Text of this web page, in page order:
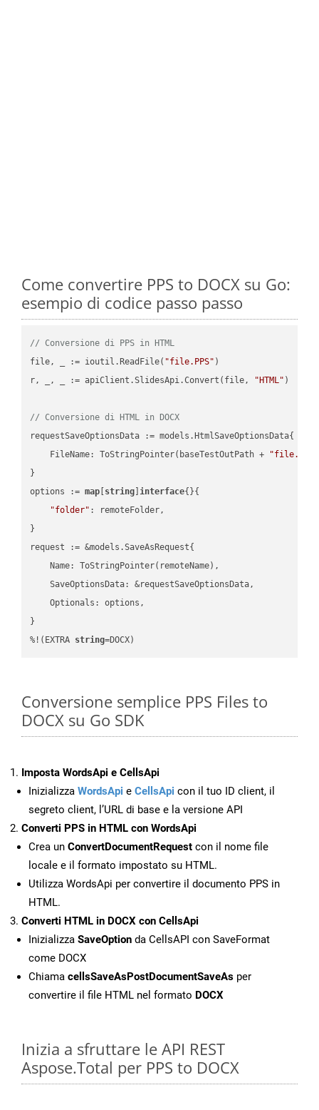
Come convertire PPS to DOCX su Go:
esempio di codice passo passo
// Conversione di PPS in HTML
file, _ := ioutil.ReadFile( "file.PPS" )
r, _, _ := apiClient.SlidesApi.Convert(file,
"HTML" )
// Conversione di HTML in DOCX
requestSaveOptionsData := models.HtmlSaveOptionsData{
    FileName: ToStringPointer(baseTestOutPath +
}
options := map string ]interface{}{
"folder" : remoteFolder,
}
request := &models.SaveAsRequest{
    Name: ToStringPointer(remoteName),
    SaveOptionsData: &requestSaveOptionsData,
    Optionals: options,
}
%!(EXTRA string=DOCX)
Conversione semplice PPS Files to
DOCX su Go SDK
Imposta WordsApi e CellsApi
Inizializza WordsApi e CellsApi con il tuo ID client, il
segreto client, l’URL di base e la versione API
Converti PPS in HTML con WordsApi
Crea un ConvertDocumentRequest con il nome file
locale e il formato impostato su HTML.
Utilizza WordsApi per convertire il documento PPS in
HTML.
Converti HTML in DOCX con CellsApi
Inizializza SaveOption da CellsAPI con SaveFormat
come DOCX
Chiama cellsSaveAsPostDocumentSaveAs per
convertire il file HTML nel formato DOCX
Inizia a sfruttare le API REST
Aspose.Total per PPS to DOCX